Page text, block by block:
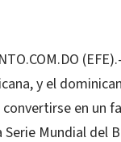
y el
en un
Mundial del